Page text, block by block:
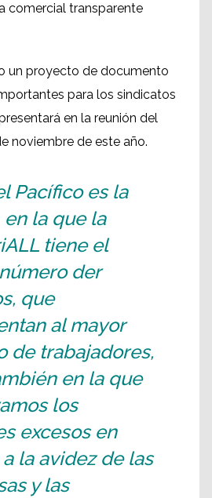
comercial transparente
un proyecto de documento
para los sindicatos
en la reunión del
noviembre de este año.
Pacífico es la
la que la
tiene el
der
que
al mayor
de trabajadores,
en la que
los
excesos en
la avidez de las
y las